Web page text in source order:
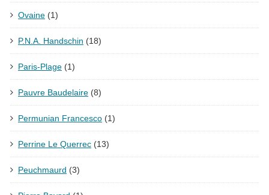
Ovaine (1)
P.N.A. Handschin (18)
Paris-Plage (1)
Pauvre Baudelaire (8)
Permunian Francesco (1)
Perrine Le Querrec (13)
Peuchmaurd (3)